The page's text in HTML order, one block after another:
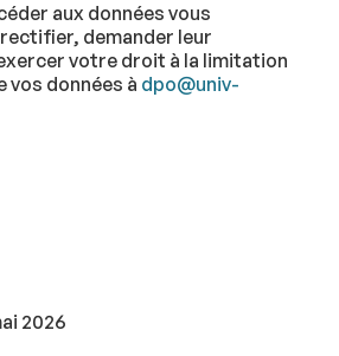
aux données vous
demander leur
votre droit à la limitation
vos données à dpo@univ-
2026